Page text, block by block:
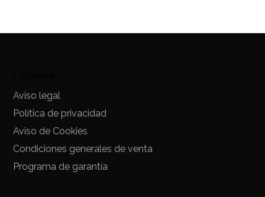
Aviso legal
Política de privacidad
Aviso de Cookies
Condiciones generales de venta
Programa de garantía